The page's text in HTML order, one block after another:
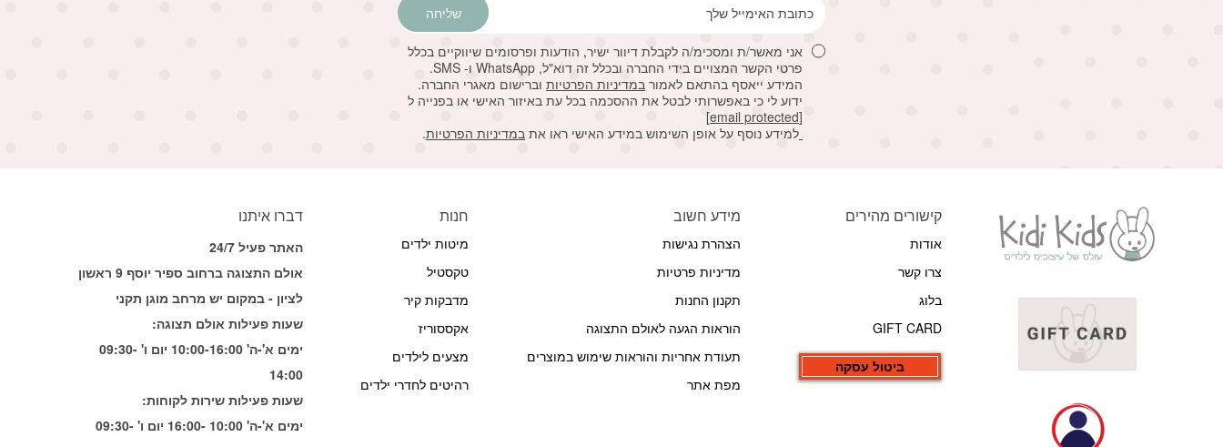
שליחה
אני מאשר/ת ומסכימ/ה לקבלת דיוור ישיר, הודעות ופרסומים שיווקיים בכלל
פרטי הקשר המצויים בידי החברה ובכלל זה דוא"ל, WhatsApp ו- SMS.
המידע ייאסף בהתאם לאמור במדיניות הפרטיות וברישום מאגרי החברה.
ידוע לי כי באפשרותי לבטל את ההסכמה בכל עת באיזור האישי או בפנייה ל
[email protected]
למידע נוסף על אופן השימוש במידע האישי ראו את במדיניות הפרטיות.
קישורים מהירים
אודות
צרו קשר
בלוג
GIFT CARD
ביטול עסקה
מידע חשוב
הצהרת נגישות
מדיניות פרטיות
תקנון החנות
הוראות הגעה לאולם התצוגה
תעודת אחריות והוראות שימוש במוצרים
מפת אתר
חנות
מיטות ילדים
טקסטיל
מדבקות קיר
אקססוריז
מצעים לילדים
רהיטים לחדרי ילדים
דברו איתנו
האתר פעיל 24/7
אולם התצוגה ברחוב ספיר יוסף 9 ראשון
לציון - במקום יש מרחב מוגן תקני
שעות פעילות אולם תצוגה:
ימים א'-ה' 10:00-16:00 יום ו' 09:30-
14:00
שעות פעילות שירות לקוחות:
ימים א'-ה' 10:00 -16:00 יום ו' 09:30-